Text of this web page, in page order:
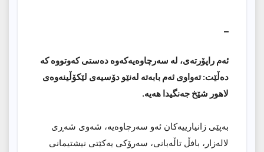
ئەم راپۆرتەی، لە سەرچاوەیەکەوە دەستی کەوتووە کە
دەڵێت: تەواوی ئەم بابەتە لەنێو دۆسیەی لێکۆڵینەوەی
لاهور شێخ جەنگیدا هەیە.
بەپێی زانیارییەکان ئەو سەرچاوەیە، شەوی شەڕی
لالەزار، بافڵ تاڵەبانی، سەرۆکی یەکێتی نیشتیمانی